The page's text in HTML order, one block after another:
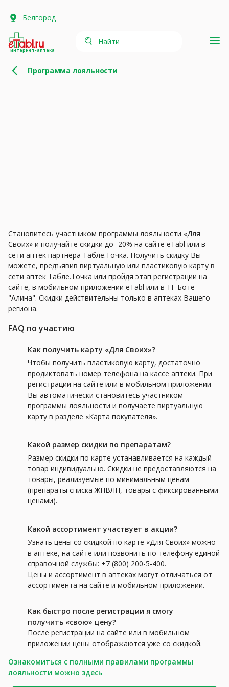
Белгород
интернет-аптека
Найти
Программа лояльности
Становитесь участником программы лояльности «Для
Своих» и получайте скидки до -20% на сайте eTabl или в
сети аптек партнера Табле.Точка. Получить скидку Вы
можете, предъявив виртуальную или пластиковую карту в
сети аптек Табле.Точка или пройдя этап регистрации на
сайте, в мобильном приложении eTabl или в ТГ Боте
"Алина". Скидки действительны только в аптеках Вашего
региона.
FAQ по участию
Как получить карту «Для Своих»?
Чтобы получить пластиковую карту, достаточно
продиктовать номер телефона на кассе аптеки. При
регистрации на сайте или в мобильном приложении
Вы автоматически становитесь участником
программы лояльности и получаете виртуальную
карту в разделе «Карта покупателя».
Какой размер скидки по препаратам?
Размер скидки по карте устанавливается на каждый
товар индивидуально. Скидки не предоставляются на
товары, реализуемые по минимальным ценам
(препараты списка ЖНВЛП, товары с фиксированными
ценами).
Какой ассортимент участвует в акции?
Узнать цены со скидкой по карте «Для Своих» можно
в аптеке, на сайте или позвонить по телефону единой
справочной службы: +7 (800) 200-5-400.
Цены и ассортимент в аптеках могут отличаться от
ассортимента на сайте и мобильном приложении.
Как быстро после регистрации я смогу
получить «свою» цену?
После регистрации на сайте или в мобильном
приложении цены отображаются уже со скидкой.
Ознакомиться с полными правилами программы
лояльности можно здесь